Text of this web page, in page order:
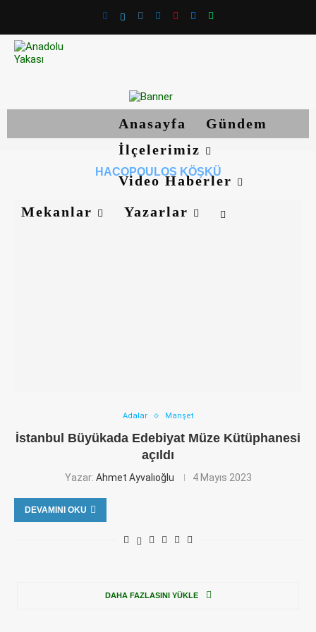
Anasayfa
Gündem
İlçelerimiz
Video Haberler
Mekanlar
Yazarlar
HACOPOULOS KÖŞKÜ
Adalar Manşet
İstanbul Büyükada Edebiyat Müze Kütüphanesi
açıldı
Yazar: Ahmet Ayvalıoğlu 4 Mayıs 2023
DEVAMINI OKU
DAHA FAZLASINI YÜKLE